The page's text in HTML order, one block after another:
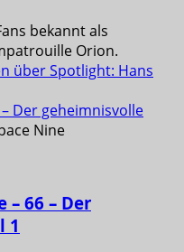
bekannt als
Orion.
über Spotlight: Hans
Der geheimnisvolle
– 66 – Der
1